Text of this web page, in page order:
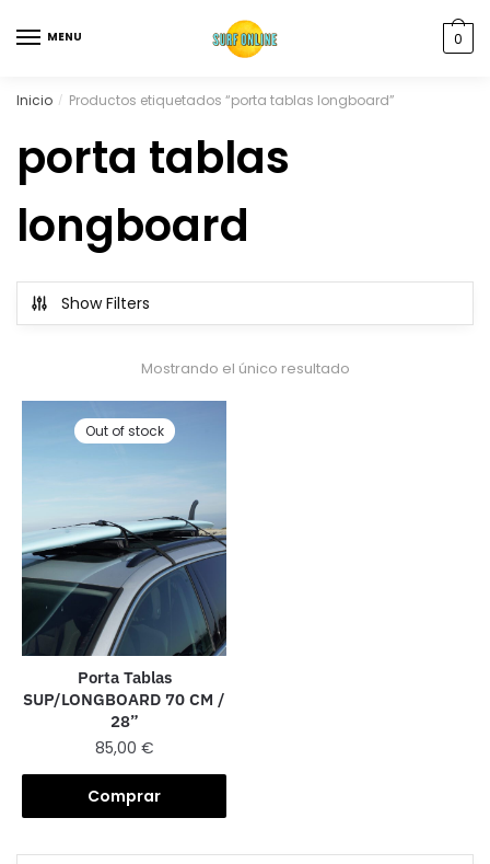
MENU 0
Inicio / Productos etiquetados “porta tablas longboard”
porta tablas
longboard
Show Filters
Mostrando el único resultado
Out of stock
Porta Tablas
SUP/LONGBOARD 70 CM /
28”
85,00 €
Comprar